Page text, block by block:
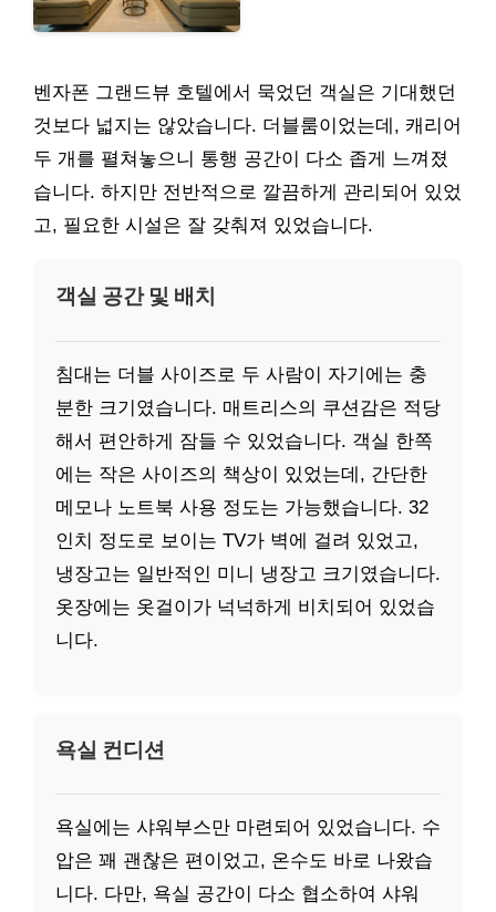
벤자폰 그랜드뷰 호텔에서 묵었던 객실은 기대했던
것보다 넓지는 않았습니다. 더블룸이었는데, 캐리어
두 개를 펼쳐놓으니 통행 공간이 다소 좁게 느껴졌
습니다. 하지만 전반적으로 깔끔하게 관리되어 있었
고, 필요한 시설은 잘 갖춰져 있었습니다.
객실 공간 및 배치
침대는 더블 사이즈로 두 사람이 자기에는 충
분한 크기였습니다. 매트리스의 쿠션감은 적당
해서 편안하게 잠들 수 있었습니다. 객실 한쪽
에는 작은 사이즈의 책상이 있었는데, 간단한
메모나 노트북 사용 정도는 가능했습니다. 32
인치 정도로 보이는 TV가 벽에 걸려 있었고,
냉장고는 일반적인 미니 냉장고 크기였습니다.
옷장에는 옷걸이가 넉넉하게 비치되어 있었습
니다.
욕실 컨디션
욕실에는 샤워부스만 마련되어 있었습니다. 수
압은 꽤 괜찮은 편이었고, 온수도 바로 나왔습
니다. 다만, 욕실 공간이 다소 협소하여 샤워